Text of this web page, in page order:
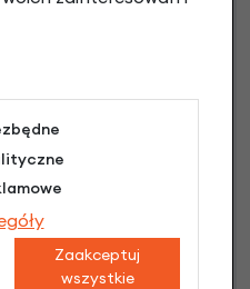
0%
płacisz
miesięcy
Zaakceptuj
wszystkie